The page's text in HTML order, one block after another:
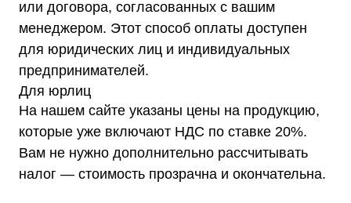
или договора, согласованных с вашим
менеджером. Этот способ оплаты доступен
для юридических лиц и индивидуальных
предпринимателей.
Для юрлиц
На нашем сайте указаны цены на продукцию,
которые уже включают НДС по ставке 20%.
Вам не нужно дополнительно рассчитывать
налог — стоимость прозрачна и окончательна.
ИБП постоянного тока
Комплекты ИБП и стабилизаторов
Аксессуары
Покупателям
О компании
Доставка
Оплата